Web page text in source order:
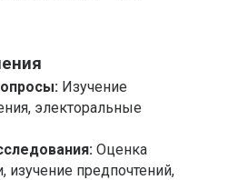
Изучение
электоральные
Оценка
изучение предпочтений,